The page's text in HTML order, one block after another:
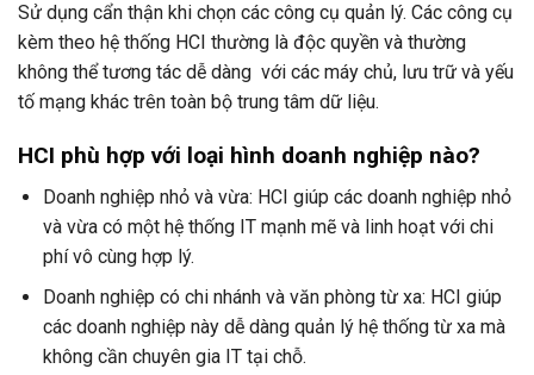
Sử dụng cẩn thận khi chọn các công cụ quản lý. Các công cụ
kèm theo hệ thống HCI thường là độc quyền và thường
không thể tương tác dễ dàng với các máy chủ, lưu trữ và yếu
tố mạng khác trên toàn bộ trung tâm dữ liệu.
HCI phù hợp với loại hình doanh nghiệp nào?
Doanh nghiệp nhỏ và vừa: HCI giúp các doanh nghiệp nhỏ
và vừa có một hệ thống IT mạnh mẽ và linh hoạt với chi
phí vô cùng hợp lý.
Doanh nghiệp có chi nhánh và văn phòng từ xa: HCI giúp
các doanh nghiệp này dễ dàng quản lý hệ thống từ xa mà
không cần chuyên gia IT tại chỗ.